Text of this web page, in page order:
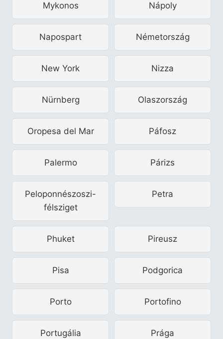
Mykonos Nápoly
Napospart Németország
New York Nizza
Nürnberg Olaszország
Oropesa del Mar Páfosz
Palermo Párizs
Peloponnészoszi-
félsziget
Petra
Phuket Pireusz
Pisa Podgorica
Porto Portofino
Portugália Prága